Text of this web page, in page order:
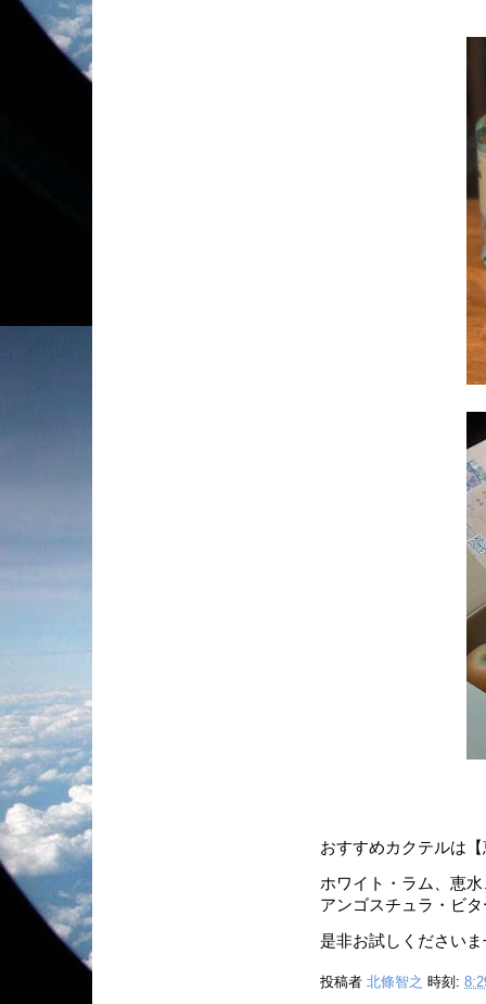
おすすめカクテルは
ホワイト・ラム、恵
アンゴスチュラ・ビ
是非お試しくださいま
投稿者 北條智之 時刻: